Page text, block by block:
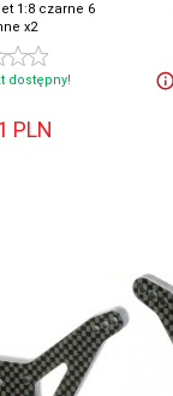
1:8 czarne 6
x2
dostępny!
PLN